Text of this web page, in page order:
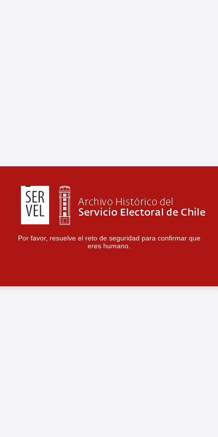
Por favor, resuelve el reto de seguridad para confirmar que
eres humano.